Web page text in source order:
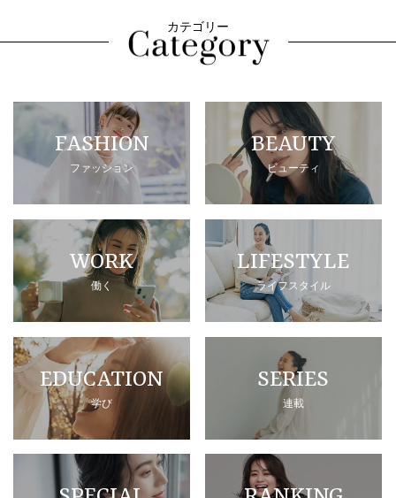
カテゴリー
FASHION
ファッション
BEAUTY
ビューティ
WORK
働く
LIFESTYLE
ライフスタイル
EDUCATION
学び
SERIES
連載